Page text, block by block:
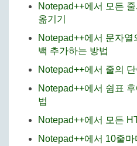
Notepad++에서 모든
옮기기
Notepad++에서 문자
백 추가하는 방법
Notepad++에서 줄의
Notepad++에서 쉼표
법
Notepad++에서 모든
Notepad++에서 10줄